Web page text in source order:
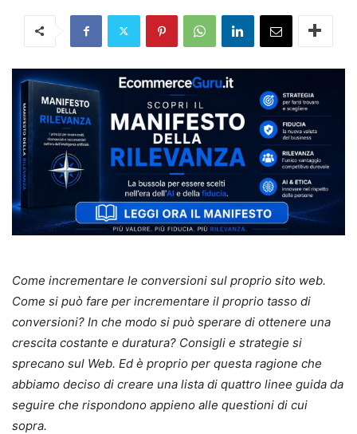
Come incrementare le conversioni sul proprio sito web.
Come si può fare per incrementare il proprio tasso di
conversioni? In che modo si può sperare di ottenere una
crescita costante e duratura? Consigli e strategie si
sprecano sul Web. Ed è proprio per questa ragione che
abbiamo deciso di creare una lista di quattro linee guida da
seguire che rispondono appieno alle questioni di cui
sopra.